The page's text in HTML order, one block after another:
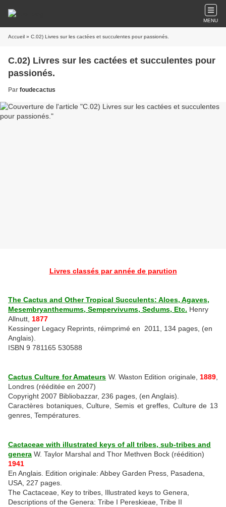
MENU
Accueil » C.02) Livres sur les cactées et succulentes pour passionés.
C.02) Livres sur les cactées et succulentes pour
passionés.
Par foudecactus
Livres classés par année de parution
The Cactus and Other Tropical Succulents: Aloes, Agaves,
Mesembryanthemums, Sempervivums, Sedums, Etc. Henry
Allnutt, 1877
Kessinger Legacy Reprints, réimprimé en 2011, 134 pages, (en
Anglais).
ISBN 9 781165 530588
Cactus Culture for Amateurs W. Waston Edition originale, 1889
Londres (rééditée en 2007)
Copyright 2007 Bibliobazzar, 236 pages, (en Anglais).
Caractères botaniques, Culture, Semis et greffes, Culture de 13
genres, Températures.
Cactaceae with illustrated keys of all tribes, sub-tribes and
genera W. Taylor Marshal and Thor Methven Bock (réédition)
1941
En Anglais. Edition originale: Abbey Garden Press, Pasadena,
USA, 227 pages.
The Cactaceae, Key to tribes, Illustrated keys to Genera,
Descriptions of the Genera: Tribe I Pereskieae, Tribe II